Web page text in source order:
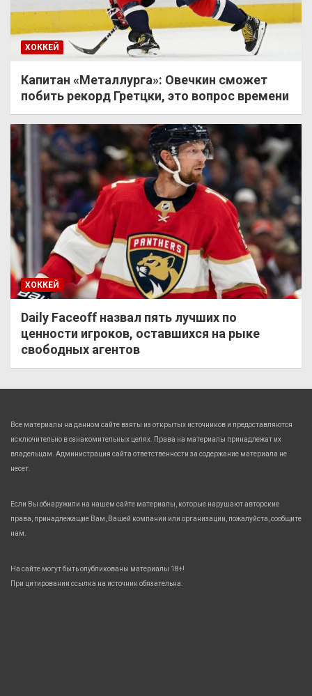
ХОККЕЙ
Капитан «Металлурга»: Овечкин сможет
побить рекорд Гретцки, это вопрос времени
ХОККЕЙ
Daily Faceoff назвал пять лучших по
ценности игроков, оставшихся на рыке
свободных агентов
Все материалы на данном сайте взяты из открытых источников и предоставляются
исключительно в ознакомительных целях. Права на материалы принадлежат их
владельцам. Администрация сайта ответственности за содержание материала не
несет.
Если Вы обнаружили на нашем сайте материалы, которые нарушают авторские
права, принадлежащие Вам, Вашей компании или организации, пожалуйста, сообщите
нам.
На сайте могут быть опубликованы материалы 18+!
При цитировании ссылка на источник обязательна.